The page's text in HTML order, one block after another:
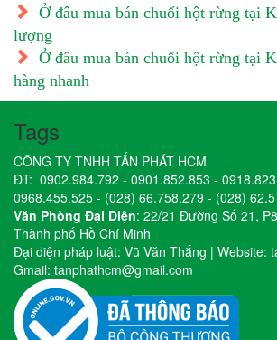
Ở đâu mua bán chuối hột rừng tại
lượng
Ở đâu mua bán chuối hột rừng tại
hàng nhanh
Tags
CÔNG TY TNHH TẤN PHÁT HCM
ĐT: 0902.984.792 - 0901.852.853 -
0968.455.525 - (028) 66.758.279 - (028)
Văn Phòng Đại Diện: 22/21 Đường Số 21,
Thành phố Hồ Chí Minh
Đại diện pháp luật: Vũ Văn Thắng | Website:
Gmail: tanphathcm@gmail.com